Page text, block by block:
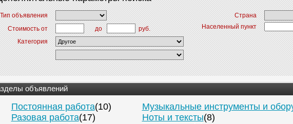
Тип объявления
Стоимость от
до
руб.
Категория
Страна
Населенный пункт
объявлений
Постоянная работа(10)
Разовая работа(17)
Музыкальные инструменты и
Ноты и тексты(8)